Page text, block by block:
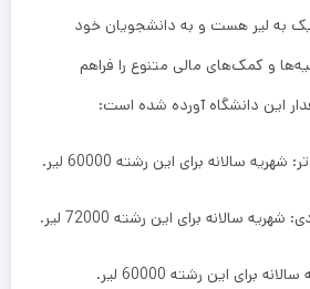
به لیر هست و به دانشجویان خود
و کمک‌های مالی متنوع را فراهم
این دانشگاه آورده شده است: